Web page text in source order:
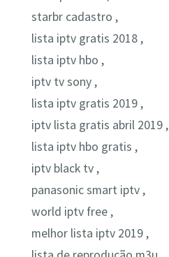
starbr cadastro ,
lista iptv gratis 2018 ,
lista iptv hbo ,
iptv tv sony ,
lista iptv gratis 2019 ,
iptv lista gratis abril 2019 ,
lista iptv hbo gratis ,
iptv black tv ,
panasonic smart iptv ,
world iptv free ,
melhor lista iptv 2019 ,